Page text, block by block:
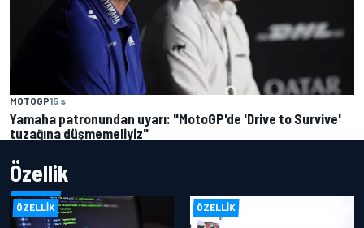
MOTOGP15 s
Yamaha patronundan uyarı: "MotoGP'de 'Drive to Survive'
tuzağına düşmemeliyiz"
Özellik
ÖZELLIK ÖZELLIK